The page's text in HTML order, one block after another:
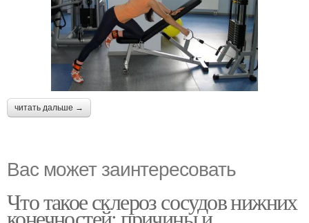
читать дальше →
Вас может заинтересовать
Что такое склероз сосудов нижних